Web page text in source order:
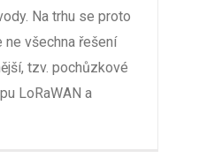
Na trhu se proto
ne všechna řešení
tzv. pochůzkové
LoRaWAN a